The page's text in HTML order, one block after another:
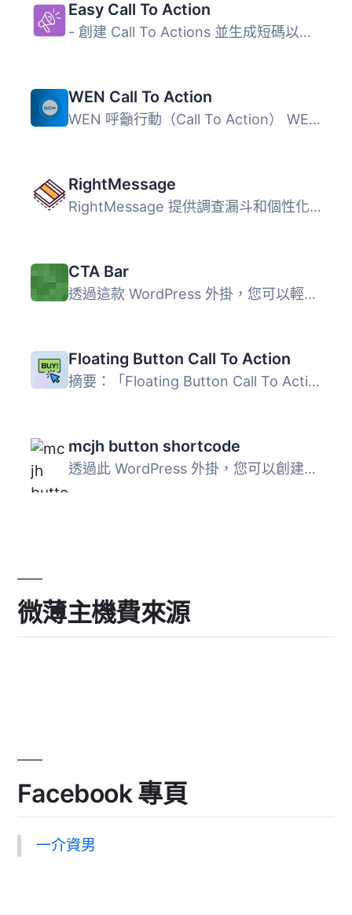
Easy Call To Action
- 創建 Call To Actions 並生成短碼以在文章、頁面或小工具中...
WEN Call To Action
WEN 呼籲行動（Call To Action） WEN 呼籲行動讓你可以在你的...
RightMessage
RightMessage 提供調查漏斗和個性化呼籲到行動 (CTA)，協助線...
CTA Bar
透過這款 WordPress 外掛，您可以輕鬆地在文章/頁面上添加 CT...
Floating Button Call To Action
摘要：「Floating Button Call To Action」外掛可以在你的 Wo...
mcjh button shortcode
透過此 WordPress 外掛，您可以創建漂亮的 CTA (呼籲按鈕) ，...
微薄主機費來源
Facebook 專頁
一介資男